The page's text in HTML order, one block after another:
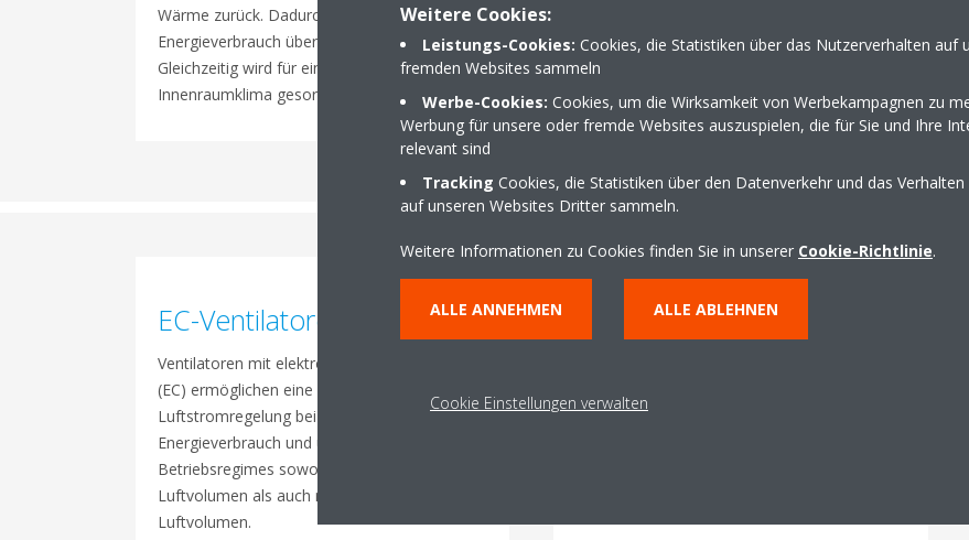
Wärme zurück. Dadurch sinkt der
Energieverbrauch über das ganze Jahr hinweg.
Gleichzeitig wird für ein gleichbleibendes
Innenraumklima gesorgt.
EC-Ventilatoren
Ventilatoren mit elektronischem Kommutator
(EC) ermöglichen eine präzise
Luftstromregelung bei niedrigem
Energieverbrauch und unterstützen
Betriebsregimes sowohl mit variablem
Luftvolumen als auch mit konstantem
Luftvolumen.
Integration von DX- und
Kühl- und Heizregister – Wasser oder DX –
Weitere Cookies:
Leistungs-Cookies: Cookies, die Statistiken über das Nutzerverhalten auf
fremden Websites sammeln
Werbe-Cookies: Cookies, um die Wirksamkeit von Werbekampagnen zu
Werbung für unsere oder fremde Websites auszuspielen, die für Sie und Ihre
relevant sind
Tracking Cookies, die Statistiken über den Datenverkehr und das
auf unseren Websites Dritter sammeln.
Weitere Informationen zu Cookies finden Sie in unserer Cookie-Richtlinie.
ALLE ANNEHMEN ALLE ABLEHNEN
Cookie Einstellungen verwalten